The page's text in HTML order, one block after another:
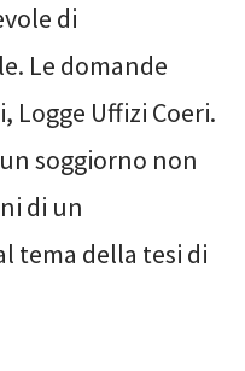
di
Le domande
Logge Uffizi Coeri.
soggiorno non
di un
tema della tesi di